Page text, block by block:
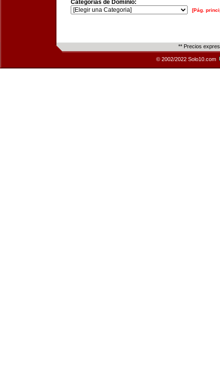
Categorías de Dominio:
[Pág.
** Precios
© 2002/2022 Solo10.com